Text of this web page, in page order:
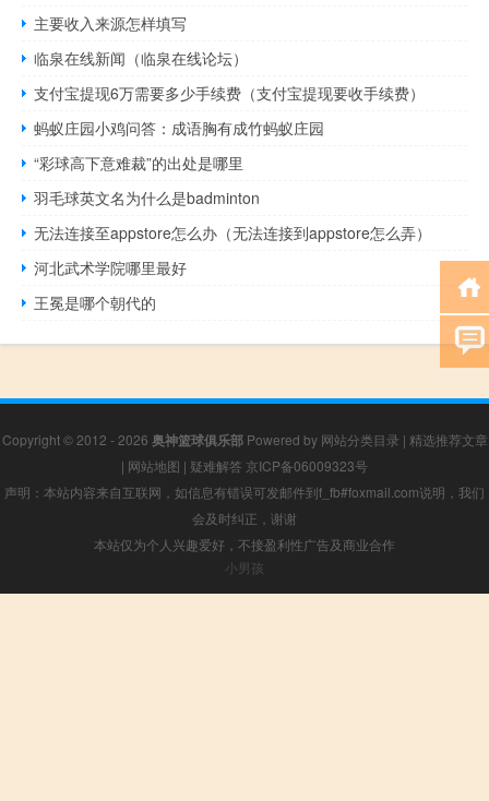
主要收入来源怎样填写
临泉在线新闻（临泉在线论坛）
支付宝提现6万需要多少手续费（支付宝提现要收手续费）
蚂蚁庄园小鸡问答：成语胸有成竹蚂蚁庄园
“彩球高下意难裁”的出处是哪里
羽毛球英文名为什么是badminton
无法连接至appstore怎么办（无法连接到appstore怎么弄）
河北武术学院哪里最好
王冕是哪个朝代的
Copyright © 2012 - 2026 奥神篮球俱乐部Powered by 网站分类目录 | 精选推荐文章
| 网站地图 | 疑难解答 京ICP备06009323号
声明：本站内容来自互联网，如信息有错误可发邮件到f_fb#foxmail.com说明，我们
会及时纠正，谢谢
本站仅为个人兴趣爱好，不接盈利性广告及商业合作
小男孩